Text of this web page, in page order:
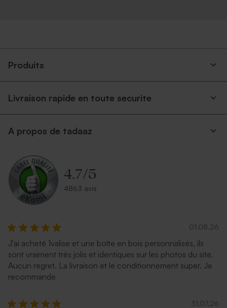
Produits
Livraison rapide en toute securite
A propos de tadaaz
4.7/5
4863 avis
01.08.26
J'ai acheté 1valise et une boîte en bois personnalisés, ils
sont vraiment très jolis et identiques sur les photos du site.
Aucun regret. La livraison et le conditionnement super. Je
recommande
31.07.26